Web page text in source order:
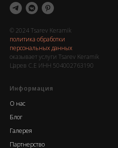
© 2024 Tsarev Keramik
политика обработки
персональных данных
оказывает услуги Tsarev Keramik
Царев С.Е ИНН 504002763190
Информация
О нас
Блог
Галерея
Партнерство